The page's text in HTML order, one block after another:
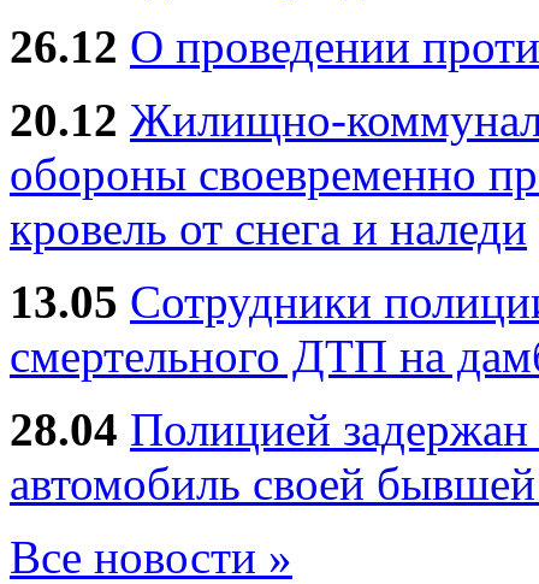
26.12 О проведении
20.12 Жилищно-
обороны своевременно
кровель от снега и наледи
13.05 Сотрудники
смертельного ДТП на
28.04 Полицией
автомобиль своей
Все новости »